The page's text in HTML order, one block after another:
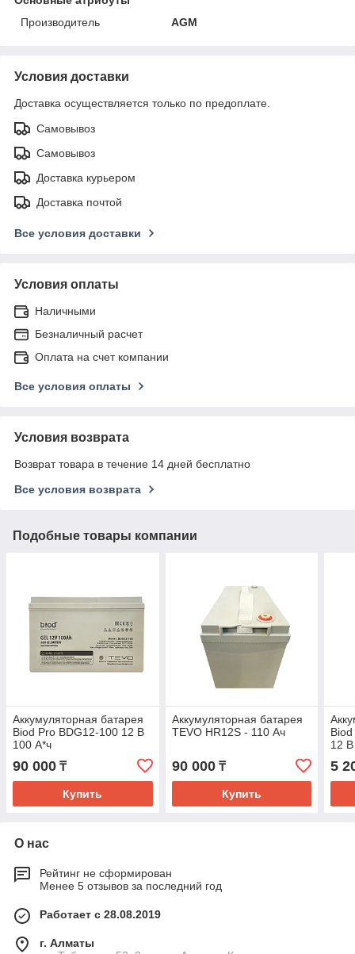
Производитель
AGM
Условия доставки
Доставка осуществляется только по предоплате.
Самовывоз
Самовывоз
Доставка курьером
Доставка почтой
Все условия доставки
Условия оплаты
Наличными
Безналичный расчет
Оплата на счет компании
Все условия оплаты
Условия возврата
Возврат товара в течение 14 дней бесплатно
Все условия возврата
Подобные товары компании
Аккумуляторная батарея
Biod Pro BDG12-100 12 В
100 А*ч
90 000 ₸
Купить
Аккумуляторная батарея
TEVO HR12S - 110 Ач
90 000₸
Купить
12
5
О нас
Рейтинг не сформирован
Менее 5 отзывов за последний год
Работает с 28.08.2019
г. Алматы